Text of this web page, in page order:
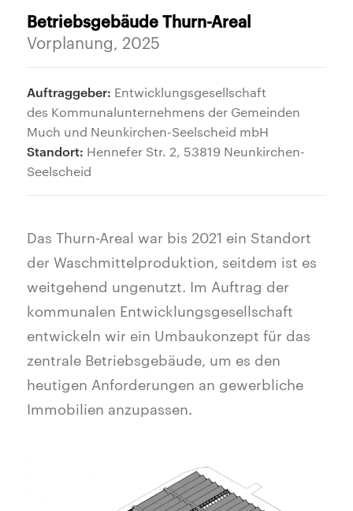
Betriebsgebäude Thurn-Areal
Vorplanung, 2025
Auftraggeber: Entwicklungsgesellschaft
des Kommunalunternehmens der Gemeinden
Much und Neunkirchen-Seelscheid mbH
Standort: Hennefer Str. 2, 53819 Neunkirchen-
Seelscheid
Das Thurn-Areal war bis 2021 ein Standort
der Waschmittelproduktion, seitdem ist es
weitgehend ungenutzt. Im Auftrag der
kommunalen Entwicklungsgesellschaft
entwickeln wir ein Umbaukonzept für das
zentrale Betriebsgebäude, um es den
heutigen Anforderungen an gewerbliche
Immobilien anzupassen.